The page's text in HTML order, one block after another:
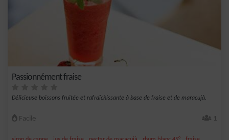
Passionnément fraise
Délicieuse boissons fruitée et rafraîchissante à base de fraise et de maracujà.
Facile 1